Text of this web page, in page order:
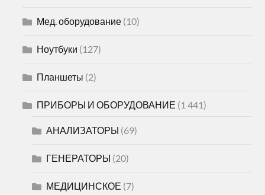
Мед. оборудование (10)
Ноутбуки (127)
Планшеты (2)
ПРИБОРЫ И ОБОРУДОВАНИЕ (1 441)
АНАЛИЗАТОРЫ (69)
ГЕНЕРАТОРЫ (20)
МЕДИЦИНСКОЕ (7)